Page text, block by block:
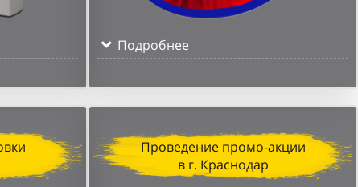
Подробнее
Проведение промо-акции
в г. Краснодар